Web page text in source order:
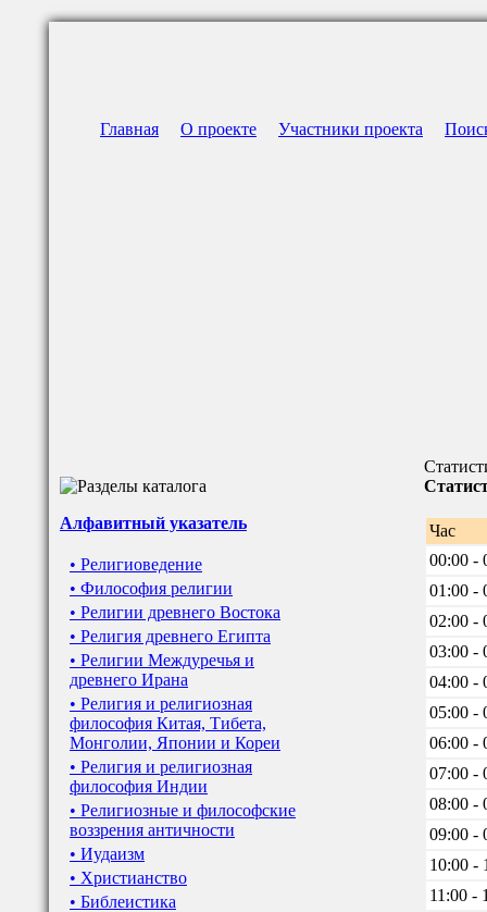
Главная О проекте Участники проекта
Алфавитный указатель
• Религиоведение
• Философия религии
• Религии древнего Востока
• Религия древнего Египта
• Религии Междуречья и
древнего Ирана
• Религия и религиозная
философия Китая, Тибета,
Монголии, Японии и Кореи
• Религия и религиозная
философия Индии
• Религиозные и философские
воззрения античности
• Иудаизм
• Христианство
• Библеистика
Час
00:00 -
01:00 -
02:00 -
03:00 -
04:00 -
05:00 -
06:00 -
07:00 -
08:00 -
09:00 -
10:00 -
11:00 -